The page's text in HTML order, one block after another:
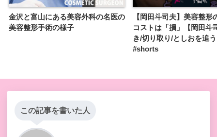
金沢と富山にある美容外科の名医の
美容整形手術の様子
【岡田斗司夫】美容整形
コストは「損」【岡田斗
き/切り取り/としおを追
#shorts
この記事を書いた人